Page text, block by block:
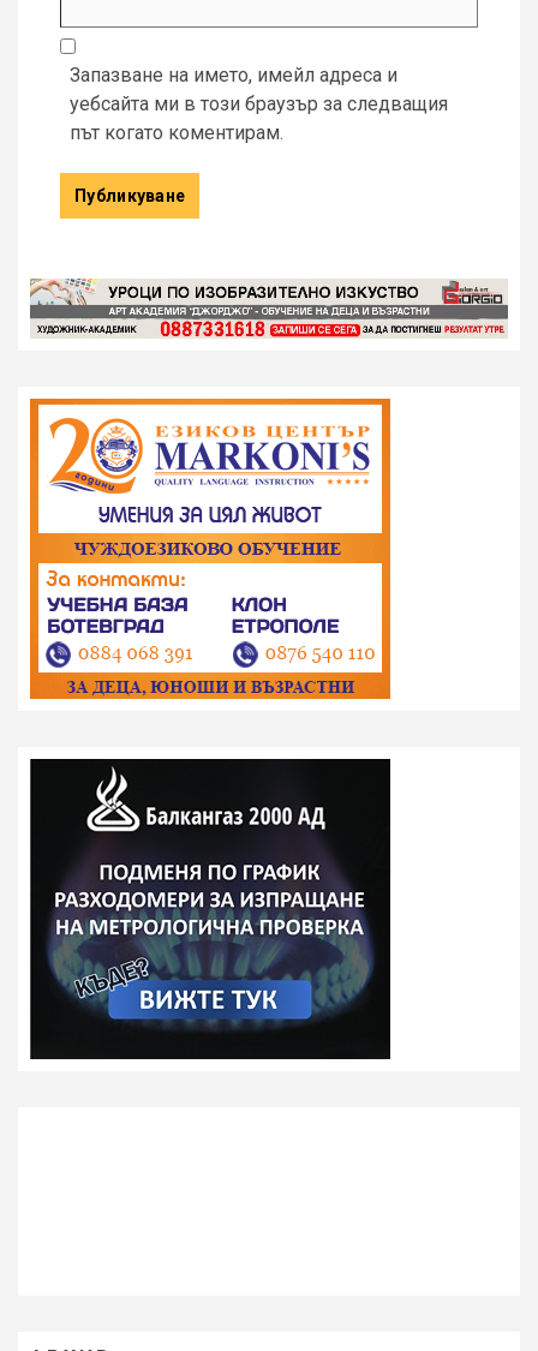
Запазване на името, имейл адреса и
уебсайта ми в този браузър за следващия
път когато коментирам.